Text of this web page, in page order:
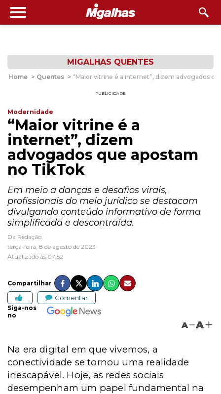
MIGALHAS QUENTES
Home > Quentes > “Maior vitrine é a internet”, dizem advogados
PUBLICIDADE
Modernidade
“Maior vitrine é a
internet”, dizem
advogados que apostam
no TikTok
Em meio a danças e desafios virais,
profissionais do meio jurídico se destacam
divulgando conteúdo informativo de forma
simplificada e descontraída.
Da Redação
terça-feira, 8 de agosto de 2023
Atualizado às 07:52
Compartilhar
Comentar
Siga-nos
no
A A
Na era digital em que vivemos, a
conectividade se tornou uma realidade
inescapável. Hoje, as redes sociais
desempenham um papel fundamental na